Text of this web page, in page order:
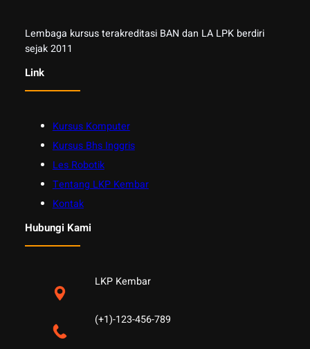
Lembaga kursus terakreditasi BAN dan LA LPK berdiri
sejak 2011
Link
Kursus Komputer
Kursus Bhs Inggris
Les Robotik
Tentang LKP Kembar
Kontak
Hubungi Kami
LKP Kembar
(+1)-123-456-789